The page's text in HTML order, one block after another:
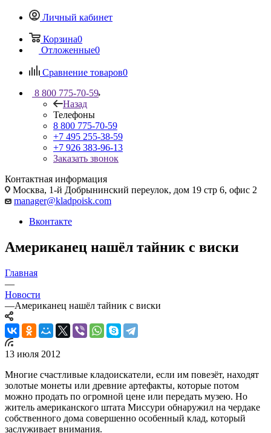
Личный кабинет
Корзина0
Отложенные0
Сравнение товаров0
8 800 775-70-59
Назад
Телефоны
8 800 775-70-59
+7 495 255-38-59
+7 926 383-96-13
Заказать звонок
Контактная информация
Москва, 1-й Добрынинский переулок, дом 19 стр 6, офис 2
manager@kladpoisk.com
Вконтакте
Американец нашёл тайник с виски
Главная
—
Новости
—Американец нашёл тайник с виски
13 июля 2012
Многие счастливые кладоискатели, если им повезёт, находят
золотые монеты или древние артефакты, которые потом
можно продать по огромной цене или передать музею. Но
житель американского штата Миссури обнаружил на чердаке
собственного дома совершенно особенный клад, который
заслуживает внимания.